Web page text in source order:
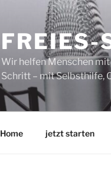
FREIES-
Wir helfen Menschen
Schritt – mit Selbsthilfe,
Home jetzt starten